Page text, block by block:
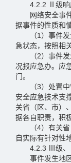
4.2.2 Ⅱ级响
网络安全事件
据事件的性质和
（1）事件发
急状态，按照相
（2）事件发
况报应急办。应
门。
（3）处置中
安全应急技术支
关省（区、市）
据各自职责，积
（4）有关省
自实际有针对性
4.2.3 Ⅲ级、
事件发生地区